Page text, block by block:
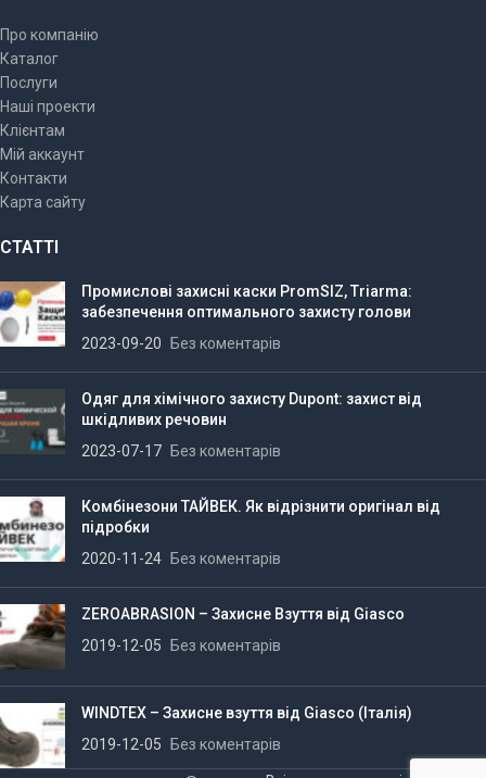
Про компанію
Каталог
Послуги
Наші проекти
Клієнтам
Мій аккаунт
Контакти
Карта сайту
СТАТТІ
Промислові захисні каски PromSIZ, Triarma:
забезпечення оптимального захисту голови
2023-09-20
Без коментарів
Одяг для хімічного захисту Dupont: захист від
шкідливих речовин
2023-07-17
Без коментарів
Комбінезони ТАЙВЕК. Як відрізнити оригінал від
підробки
2020-11-24
Без коментарів
ZEROABRASION – Захисне Взуття від Giasco
2019-12-05
Без коментарів
WINDTEX – Захисне взуття від Giasco (Італія)
2019-12-05
Без коментарів